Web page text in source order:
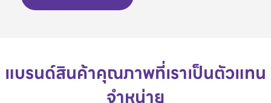
แบรนด์สินค้าคุณภาพที่เราเป็นตัวแทน
จำหน่าย